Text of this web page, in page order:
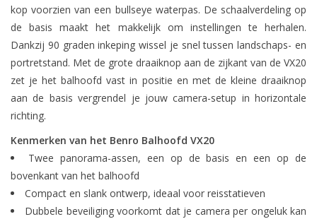
kop voorzien van een bullseye waterpas. De schaalverdeling op
de basis maakt het makkelijk om instellingen te herhalen.
Dankzij 90 graden inkeping wissel je snel tussen landschaps- en
portretstand. Met de grote draaiknop aan de zijkant van de VX20
zet je het balhoofd vast in positie en met de kleine draaiknop
aan de basis vergrendel je jouw camera-setup in horizontale
richting.
Kenmerken van het Benro Balhoofd VX20
Twee panorama-assen, een op de basis en een op de
bovenkant van het balhoofd
Compact en slank ontwerp, ideaal voor reisstatieven
Dubbele beveiliging voorkomt dat je camera per ongeluk kan